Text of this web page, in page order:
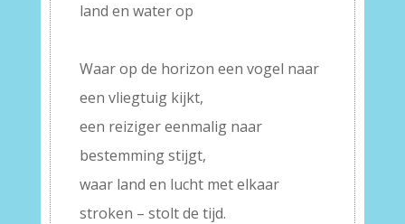
land en water op
Waar op de horizon een vogel naar
een vliegtuig kijkt,
een reiziger eenmalig naar
bestemming stijgt,
waar land en lucht met elkaar
stroken – stolt de tijd.